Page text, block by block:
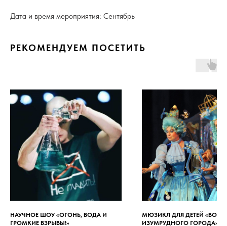
Дата и время мероприятия: Сентябрь
РЕКОМЕНДУЕМ ПОСЕТИТЬ
НАУЧНОЕ ШОУ «ОГОНЬ, ВОДА И
ГРОМКИЕ ВЗРЫВЫ!»
МЮЗИКЛ ДЛЯ ДЕТЕЙ
ИЗУМРУДНОГО ГОРОДА»